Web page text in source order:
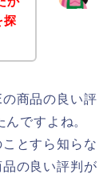
探
商品の良い評
ですよね。
とすら知らな
の良い評判が